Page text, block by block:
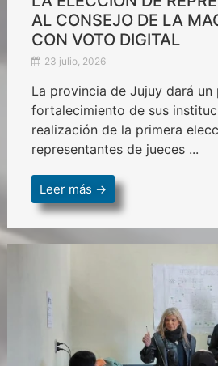
AL CONSEJO DE LA
CON VOTO DIGITAL
23 julio, 2026
La provincia de Jujuy dará un
fortalecimiento de sus
realización de la primera
representantes de jueces ...
Leer más →